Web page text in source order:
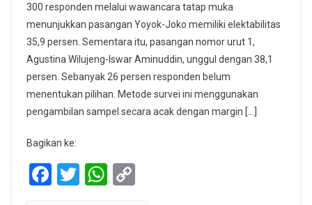
Kompas
Agustina-
Iswar
Tak
Jumawa,
Yoyok-
300 responden melalui wawancara tatap muka
menunjukkan pasangan Yoyok-Joko memiliki elektabilitas
35,9 persen. Sementara itu, pasangan nomor urut 1,
Agustina Wilujeng-Iswar Aminuddin, unggul dengan 38,1
persen. Sebanyak 26 persen responden belum
menentukan pilihan. Metode survei ini menggunakan
pengambilan sampel secara acak dengan margin […]
Bagikan ke:
Facebook
TwitterWhatsApp
Copy